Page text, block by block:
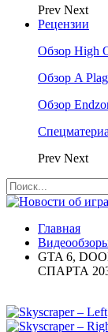
Prev Next
Рецензии
Обзор High
Обзор A
Обзор
Prev Next
Главная
GTA 6,
СПАРТА